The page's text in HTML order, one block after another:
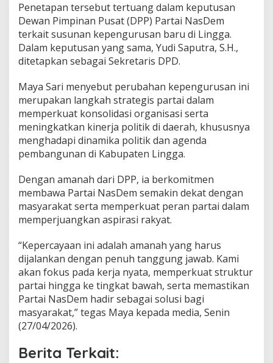
r
i
P
i
m
p
n
N
a
s
D
e
m
K
b
u
p
a
t
n
L
i
n
g
a
Penetapan tersebut tertuang dalam keputusan
Dewan Pimpinan Pusat (DPP) Partai NasDem
terkait susunan kepengurusan baru di Lingga.
Dalam keputusan yang sama, Yudi Saputra, S.H.,
ditetapkan sebagai Sekretaris DPD.
Maya Sari menyebut perubahan kepengurusan ini
merupakan langkah strategis partai dalam
memperkuat konsolidasi organisasi serta
meningkatkan kinerja politik di daerah, khususnya
menghadapi dinamika politik dan agenda
pembangunan di Kabupaten Lingga.
Dengan amanah dari DPP, ia berkomitmen
membawa Partai NasDem semakin dekat dengan
masyarakat serta memperkuat peran partai dalam
memperjuangkan aspirasi rakyat.
“Kepercayaan ini adalah amanah yang harus
dijalankan dengan penuh tanggung jawab. Kami
akan fokus pada kerja nyata, memperkuat struktur
partai hingga ke tingkat bawah, serta memastikan
Partai NasDem hadir sebagai solusi bagi
masyarakat,” tegas Maya kepada media, Senin
(27/04/2026).
Berita Terkait: